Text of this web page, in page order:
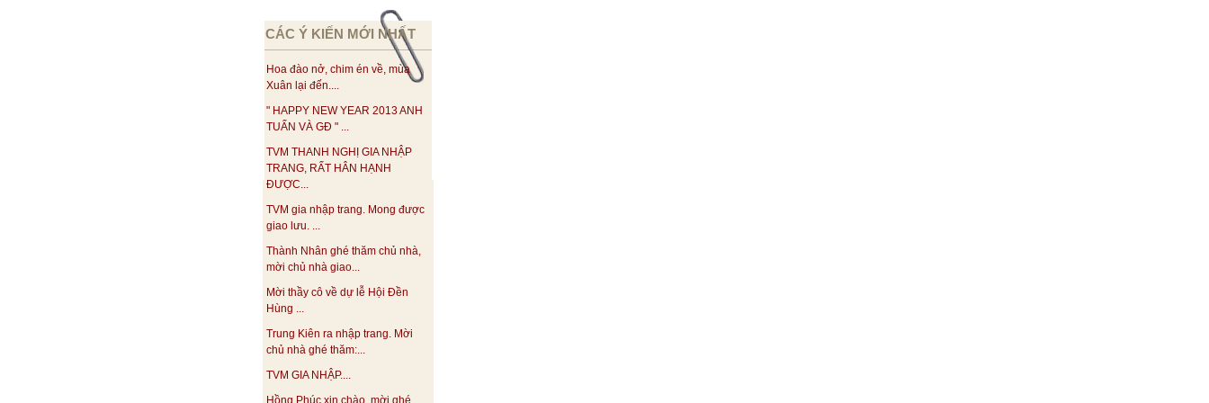
CÁC Ý KIẾN MỚI NHẤT
Hoa đào nở, chim én về, mùa
Xuân lại đến....
" HAPPY NEW YEAR 2013 ANH
TUẤN VÀ GĐ " ...
TVM THANH NGHỊ GIA NHẬP
TRANG, RẤT HÂN HẠNH
ĐƯỢC...
TVM gia nhập trang. Mong được
giao lưu. ...
Thành Nhân ghé thăm chủ nhà,
mời chủ nhà giao...
Mời thầy cô về dự lễ Hội Đền
Hùng ...
Trung Kiên ra nhập trang. Mời
chủ nhà ghé thăm:...
TVM GIA NHẬP....